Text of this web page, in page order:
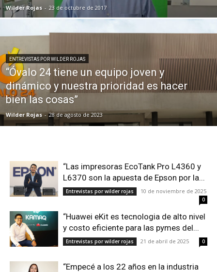
Wilder Rojas - 23 de octubre de 2017
ENTREVISTAS POR WILDER ROJAS
“Óvalo 24 tiene un equipo joven y
dinámico y nuestra prioridad es hacer
bien las cosas”
Wilder Rojas - 28 de agosto de 2023
“Las impresoras EcoTank Pro L4360 y
L6370 son la apuesta de Epson por la...
Entrevistas por wilder rojas 10 de noviembre de 2025
0
“Huawei eKit es tecnologia de alto nivel
y costo eficiente para las pymes del...
Entrevistas por wilder rojas 21 de abril de 2025 0
“Empecé a los 22 años en la industria